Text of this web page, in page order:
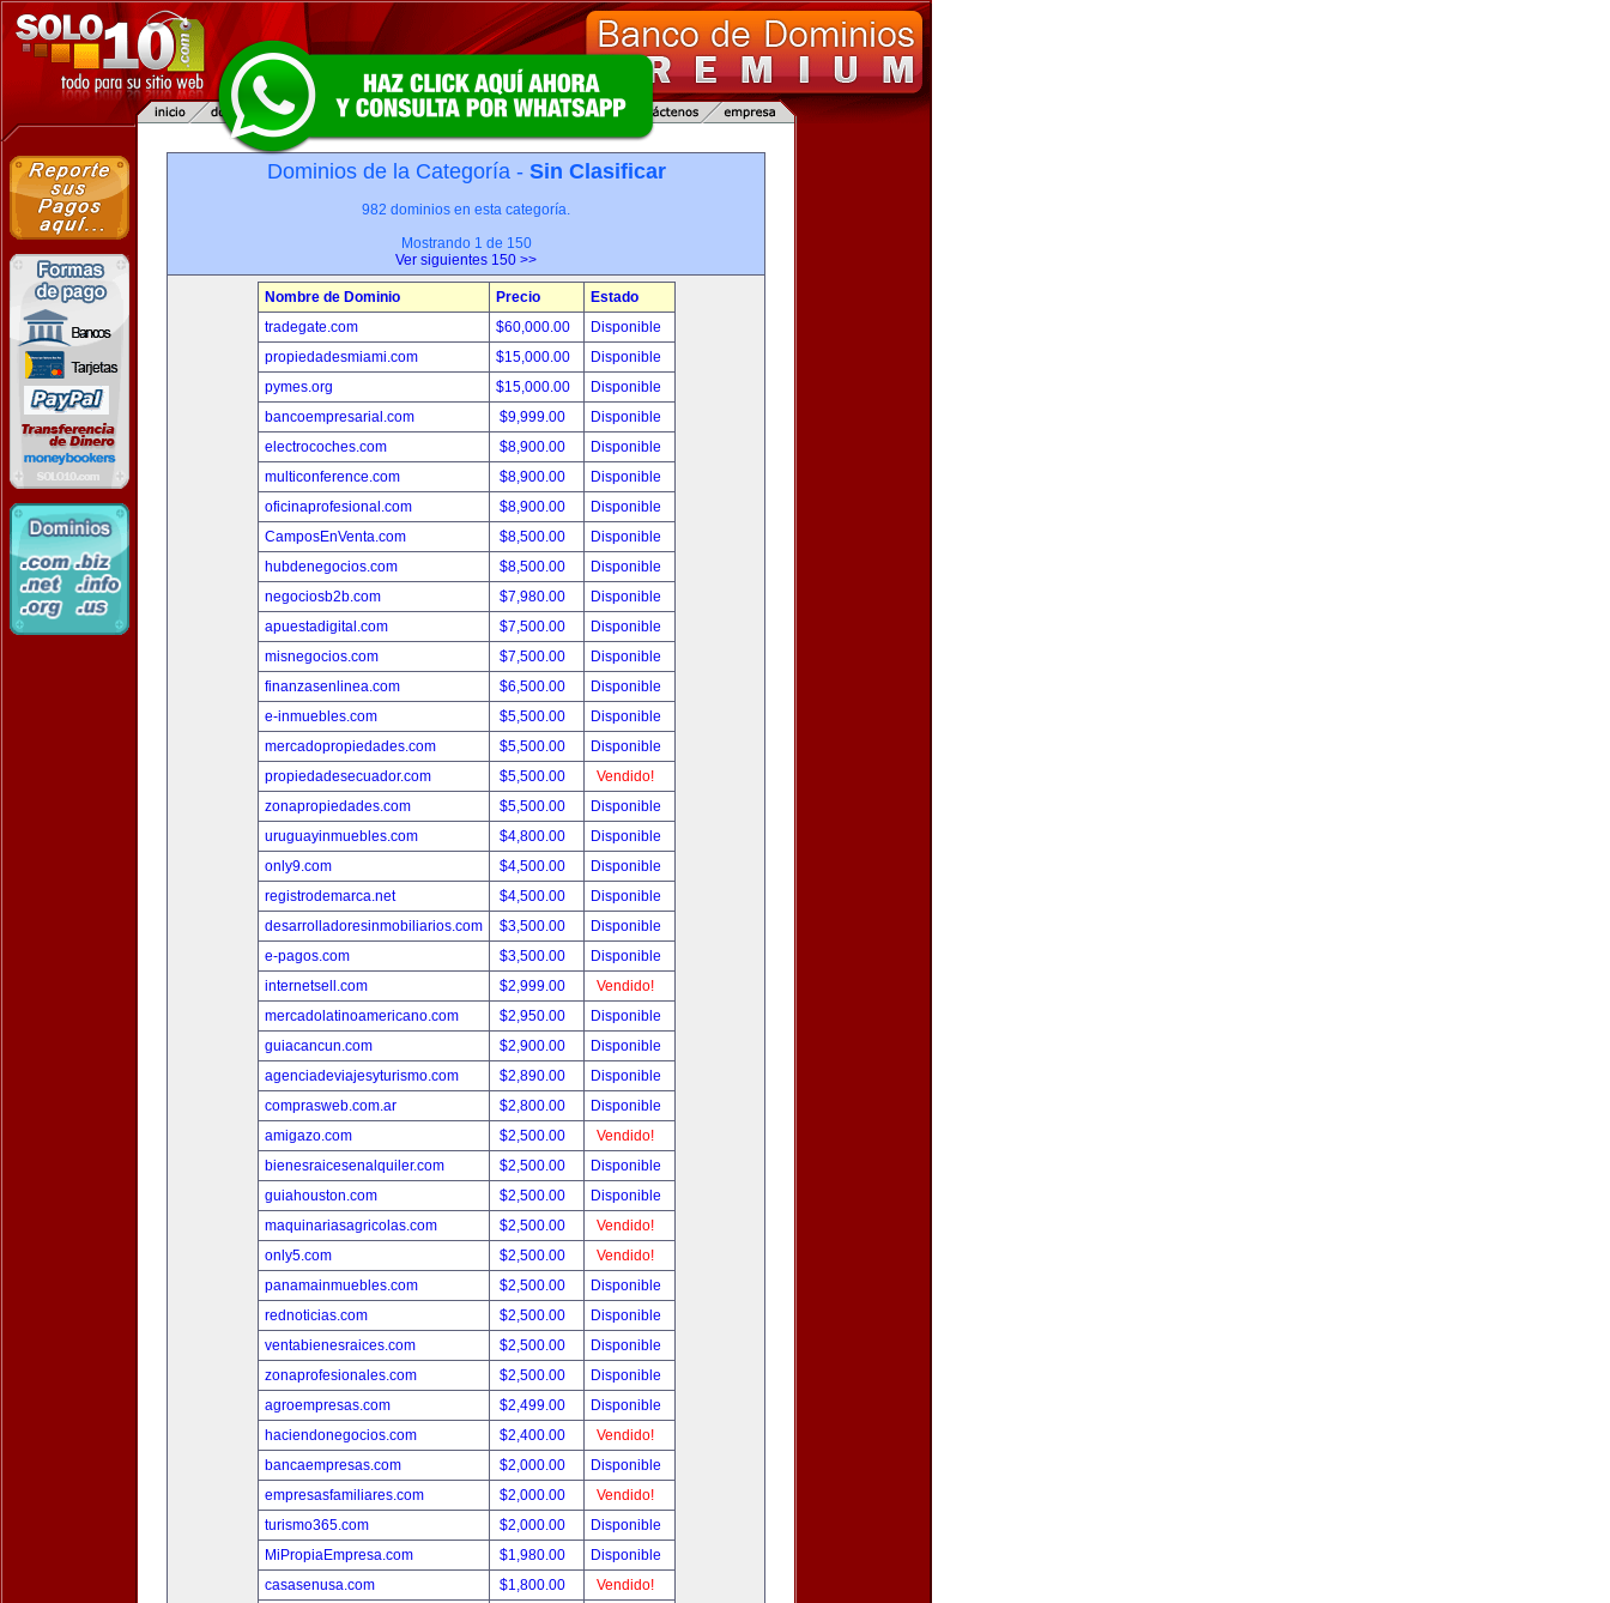
Dominios de la Categoría - Sin Clasificar
982 dominios en esta categoría.
Mostrando 1 de 150
Ver siguientes 150 >>
Nombre de Dominio Precio
Estado
tradegate.com
$60,000.00
Disponible
propiedadesmiami.com
$15,000.00
Disponible
pymes.org
$15,000.00
Disponible
bancoempresarial.com
$9,999.00
Disponible
electrocoches.com
$8,900.00
Disponible
multiconference.com
$8,900.00
Disponible
oficinaprofesional.com
$8,900.00
Disponible
CamposEnVenta.com
$8,500.00
Disponible
hubdenegocios.com
$8,500.00
Disponible
negociosb2b.com
$7,980.00
Disponible
apuestadigital.com
$7,500.00
Disponible
misnegocios.com
$7,500.00
Disponible
finanzasenlinea.com
$6,500.00
Disponible
e-inmuebles.com
$5,500.00
Disponible
mercadopropiedades.com
$5,500.00
Disponible
propiedadesecuador.com
$5,500.00
Vendido!
zonapropiedades.com
$5,500.00
Disponible
uruguayinmuebles.com
$4,800.00
Disponible
only9.com
$4,500.00
Disponible
registrodemarca.net
$4,500.00
Disponible
desarrolladoresinmobiliarios.com
$3,500.00
Disponible
e-pagos.com
$3,500.00
Disponible
internetsell.com
$2,999.00
Vendido!
mercadolatinoamericano.com
$2,950.00
Disponible
guiacancun.com
$2,900.00
Disponible
agenciadeviajesyturismo.com
$2,890.00
Disponible
comprasweb.com.ar
$2,800.00
Disponible
amigazo.com
$2,500.00
Vendido!
bienesraicesenalquiler.com
$2,500.00
Disponible
guiahouston.com
$2,500.00
Disponible
maquinariasagricolas.com
$2,500.00
Vendido!
only5.com
$2,500.00
Vendido!
panamainmuebles.com
$2,500.00
Disponible
rednoticias.com
$2,500.00
Disponible
ventabienesraices.com
$2,500.00
Disponible
zonaprofesionales.com
$2,500.00
Disponible
agroempresas.com
$2,499.00
Disponible
haciendonegocios.com
$2,400.00
Vendido!
bancaempresas.com
$2,000.00
Disponible
empresasfamiliares.com
$2,000.00
Vendido!
turismo365.com
$2,000.00
Disponible
MiPropiaEmpresa.com
$1,980.00
Disponible
casasenusa.com
$1,800.00
Vendido!